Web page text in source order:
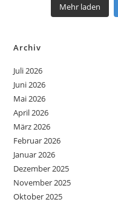
Mehr laden
Archiv
Juli 2026
Juni 2026
Mai 2026
April 2026
März 2026
Februar 2026
Januar 2026
Dezember 2025
November 2025
Oktober 2025